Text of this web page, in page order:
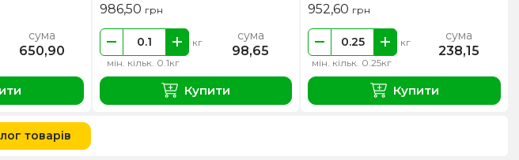
сума
650,90
986,50 грн
мін. кільк. 0.1кг
кг сума
98,65
Купити
952,60 грн
мін. кільк. 0.25кг
кг сума
238,15
Купити
товарів